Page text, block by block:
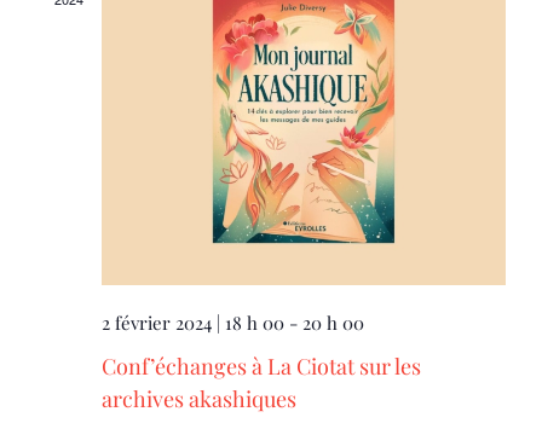
2 février 2024 | 18 h 00 - 20 h 00
Conf’échanges à La Ciotat sur les
archives akashiques